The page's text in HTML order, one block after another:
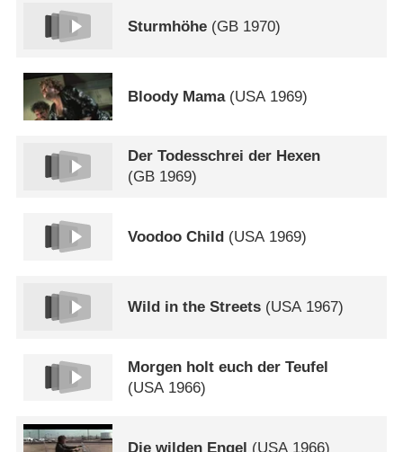
Sturmhöhe (GB 1970)
Bloody Mama(USA 1969)
Der Todesschrei der Hexen
(GB 1969)
Voodoo Child (USA1969)
Wild in the Streets (USA1967)
Morgen holt euch der Teufel
(USA1966)
Die wilden Engel (USA 1966)